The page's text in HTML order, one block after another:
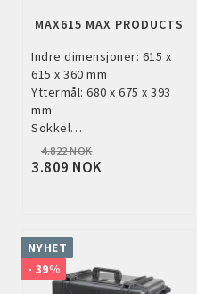
MAX615 MAX PRODUCTS
Indre dimensjoner: 615 x
615 x 360 mm
Yttermål: 680 x 675 x 393
mm
Sokkel…
4.822 NOK
3.809 NOK
NYHET
- 39%